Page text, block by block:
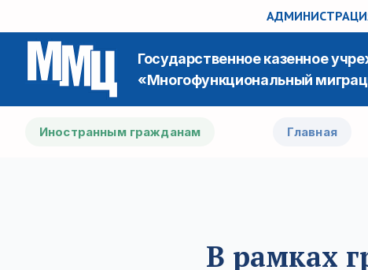
Государственное казенное
«Многофункциональный
Иностранным гражданам Главная
В рамках